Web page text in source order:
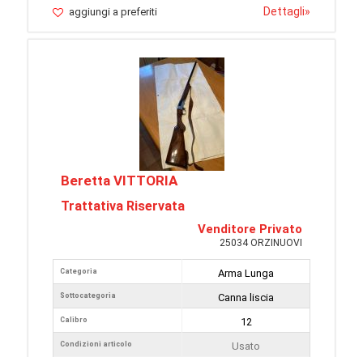
aggiungi a preferiti Dettagli»
Beretta VITTORIA
Trattativa Riservata
Venditore Privato
25034 ORZINUOVI
Categoria
Sottocategoria
Calibro
Condizioni articolo
Arma Lunga
Canna liscia
12
Usato